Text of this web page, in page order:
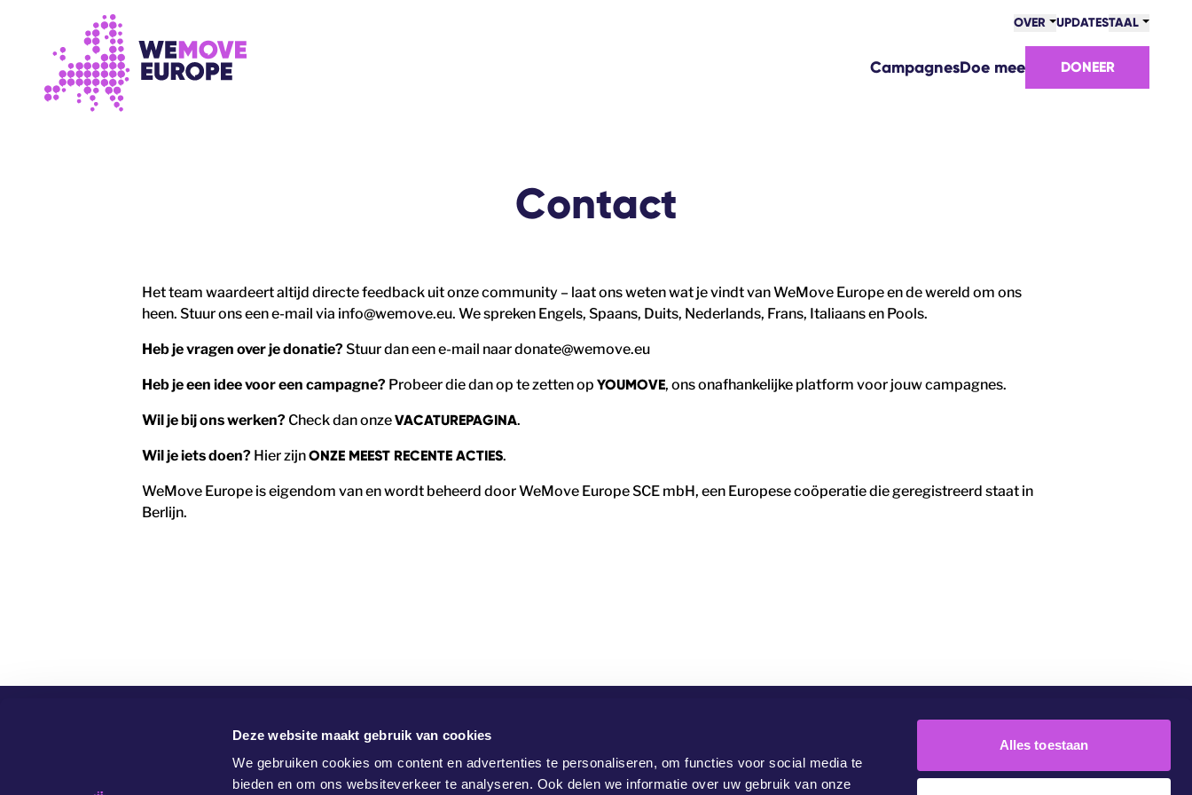
Deze website maakt gebruik van cookies
We gebruiken cookies om content en advertenties te personaliseren, om functies voor social media te
bieden en om ons websiteverkeer te analyseren. Ook delen we informatie over uw gebruik van onze
Alles toestaan
GA NAAR DE HOOFDINHOUD
GA NAAR VOETTEKSTNAVIGATIE OVER UPDATESTAAL
CampagnesDoe mee DONEER
Contact
Het team waardeert altijd directe feedback uit onze community – laat ons weten wat je vindt van WeMove Europe en de wereld om ons
heen. Stuur ons een e-mail via info@wemove.eu. We spreken Engels, Spaans, Duits, Nederlands, Frans, Italiaans en Pools.
Heb je vragen over je donatie? Stuur dan een e-mail naar donate@wemove.eu
Heb je een idee voor een campagne? Probeer die dan op te zetten op YOUMOVE, ons onafhankelijke platform voor jouw campagnes.
Wil je bij ons werken? Check dan onzeVACATUREPAGINA.
Wil je iets doen? Hier zijnONZE MEEST RECENTE ACTIES.
WeMove Europe is eigendom van en wordt beheerd door WeMove Europe SCE mbH, een Europese coöperatie die geregistreerd staat in
Berlijn.